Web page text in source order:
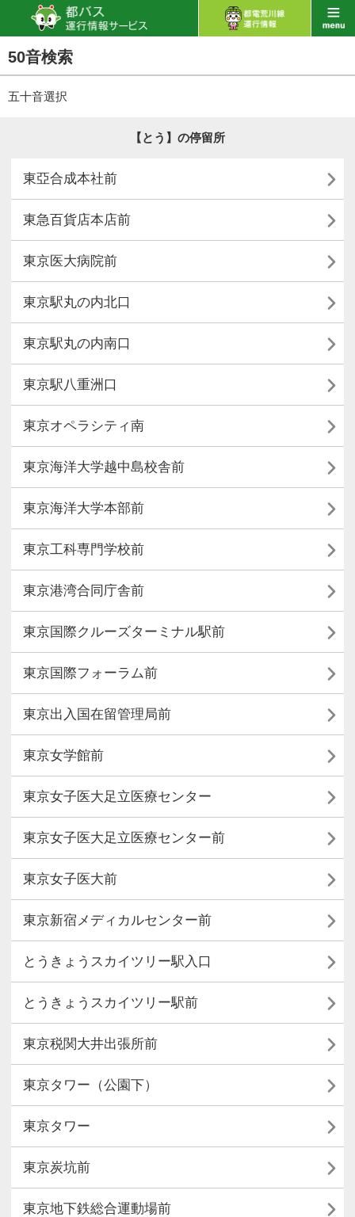
50音検索
五十音選択
【とう】の停留所
東亞合成本社前 
東急百貨店本店前 
東京医大病院前 
東京駅丸の内北口 
東京駅丸の内南口 
東京駅八重洲口 
東京オペラシティ南 
東京海洋大学越中島校舎前 
東京海洋大学本部前 
東京工科専門学校前 
東京港湾合同庁舎前 
東京国際クルーズターミナル駅前 
東京国際フォーラム前 
東京出入国在留管理局前 
東京女学館前 
東京女子医大足立医療センター 
東京女子医大足立医療センター前 
東京女子医大前 
東京新宿メディカルセンター前 
とうきょうスカイツリー駅入口 
とうきょうスカイツリー駅前 
東京税関大井出張所前 
東京タワー（公園下） 
東京タワー 
東京炭坑前 
東京地下鉄総合運動場前 